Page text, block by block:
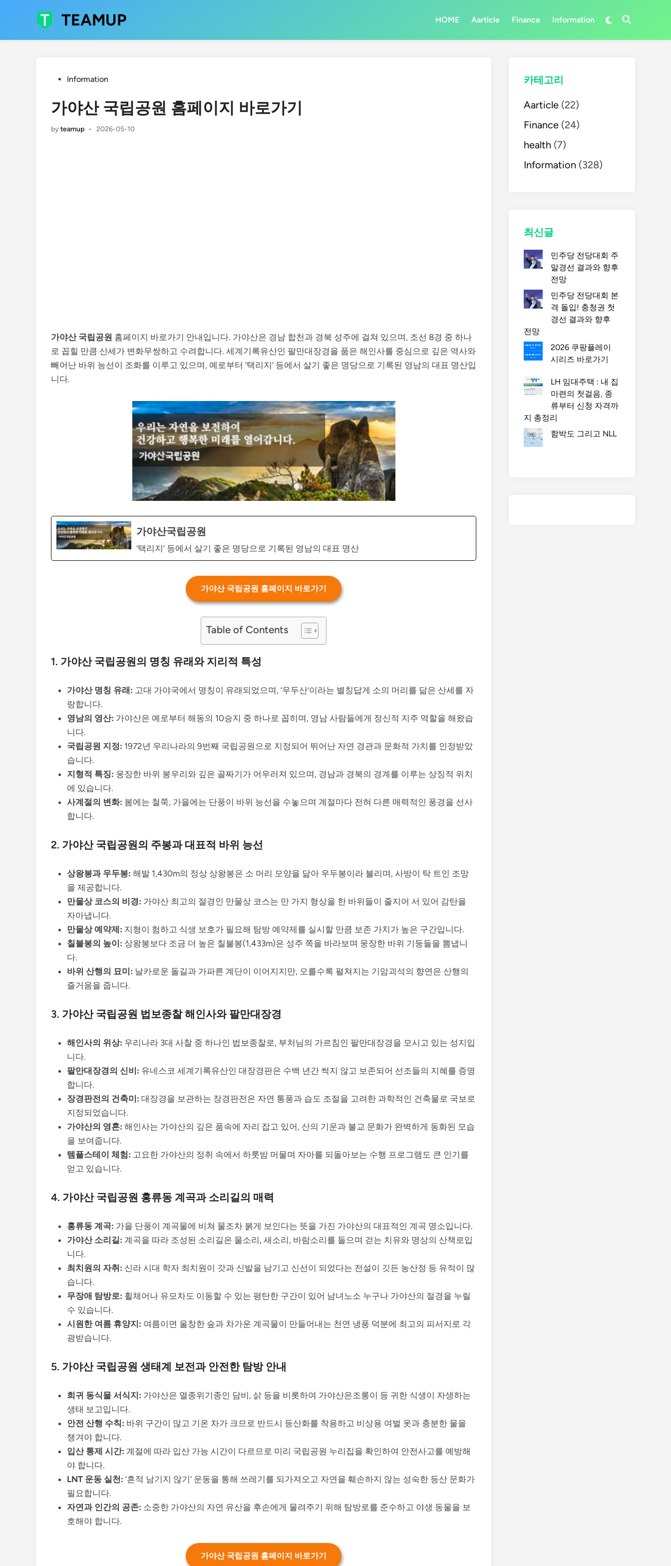
TEAMUP HOME Aarticle Finance Information
Switch
Open
PostedInformation
가야산 국립공원 홈페이지 바로가기
byteamup • 2026-05-10
가야산 국립공원 홈페이지 바로가기 안내입니다. 가야산은 경남 합천과 경북 성주에 걸쳐 있으며, 조선 8경 중 하나
로 꼽힐 만큼 산세가 변화무쌍하고 수려합니다. 세계기록유산인 팔만대장경을 품은 해인사를 중심으로 깊은 역사와
빼어난 바위 능선이 조화를 이루고 있으며, 예로부터 ‘택리지’ 등에서 살기 좋은 명당으로 기록된 영남의 대표 명산입
니다.
가야산국립공원
‘택리지’ 등에서 살기 좋은 명당으로 기록된 영남의 대표 명산
가야산 국립공원 홈페이지 바로가기
Table of Contents
1. 가야산 국립공원의 명칭 유래와 지리적 특성
가야산 명칭 유래: 고대 가야국에서 명칭이 유래되었으며, ‘우두산’이라는 별칭답게 소의 머리를 닮은 산세를 자
랑합니다.
영남의 영산: 가야산은 예로부터 해동의 10승지 중 하나로 꼽히며, 영남 사람들에게 정신적 지주 역할을 해왔습
니다.
국립공원 지정: 1972년 우리나라의 9번째 국립공원으로 지정되어 뛰어난 자연 경관과 문화적 가치를 인정받았
습니다.
지형적 특징: 웅장한 바위 봉우리와 깊은 골짜기가 어우러져 있으며, 경남과 경북의 경계를 이루는 상징적 위치
에 있습니다.
사계절의 변화: 봄에는 철쭉, 가을에는 단풍이 바위 능선을 수놓으며 계절마다 전혀 다른 매력적인 풍경을 선사
합니다.
2. 가야산 국립공원의 주봉과 대표적 바위 능선
상왕봉과 우두봉: 해발 1,430m의 정상 상왕봉은 소 머리 모양을 닮아 우두봉이라 불리며, 사방이 탁 트인 조망
을 제공합니다.
만물상 코스의 비경: 가야산 최고의 절경인 만물상 코스는 만 가지 형상을 한 바위들이 줄지어 서 있어 감탄을
자아냅니다.
만물상 예약제: 지형이 험하고 식생 보호가 필요해 탐방 예약제를 실시할 만큼 보존 가치가 높은 구간입니다.
칠불봉의 높이: 상왕봉보다 조금 더 높은 칠불봉(1,433m)은 성주 쪽을 바라보며 웅장한 바위 기둥들을 뽐냅니
다.
바위 산행의 묘미: 날카로운 돌길과 가파른 계단이 이어지지만, 오를수록 펼쳐지는 기암괴석의 향연은 산행의
즐거움을 줍니다.
3. 가야산 국립공원 법보종찰 해인사와 팔만대장경
해인사의 위상: 우리나라 3대 사찰 중 하나인 법보종찰로, 부처님의 가르침인 팔만대장경을 모시고 있는 성지입
니다.
팔만대장경의 신비: 유네스코 세계기록유산인 대장경판은 수백 년간 썩지 않고 보존되어 선조들의 지혜를 증명
합니다.
장경판전의 건축미: 대장경을 보관하는 장경판전은 자연 통풍과 습도 조절을 고려한 과학적인 건축물로 국보로
지정되었습니다.
가야산의 영혼: 해인사는 가야산의 깊은 품속에 자리 잡고 있어, 산의 기운과 불교 문화가 완벽하게 동화된 모습
을 보여줍니다.
템플스테이 체험: 고요한 가야산의 정취 속에서 하룻밤 머물며 자아를 되돌아보는 수행 프로그램도 큰 인기를
얻고 있습니다.
4. 가야산 국립공원 홍류동 계곡과 소리길의 매력
홍류동 계곡: 가을 단풍이 계곡물에 비쳐 물조차 붉게 보인다는 뜻을 가진 가야산의 대표적인 계곡 명소입니다.
가야산 소리길: 계곡을 따라 조성된 소리길은 물소리, 새소리, 바람소리를 들으며 걷는 치유와 명상의 산책로입
니다.
최치원의 자취: 신라 시대 학자 최치원이 갓과 신발을 남기고 신선이 되었다는 전설이 깃든 농산정 등 유적이 많
습니다.
무장애 탐방로: 휠체어나 유모차도 이동할 수 있는 평탄한 구간이 있어 남녀노소 누구나 가야산의 절경을 누릴
수 있습니다.
시원한 여름 휴양지: 여름이면 울창한 숲과 차가운 계곡물이 만들어내는 천연 냉풍 덕분에 최고의 피서지로 각
광받습니다.
5. 가야산 국립공원 생태계 보전과 안전한 탐방 안내
희귀 동식물 서식지: 가야산은 멸종위기종인 담비, 삵 등을 비롯하여 가야산은조롱이 등 귀한 식생이 자생하는
생태 보고입니다.
안전 산행 수칙: 바위 구간이 많고 기온 차가 크므로 반드시 등산화를 착용하고 비상용 여벌 옷과 충분한 물을
챙겨야 합니다.
입산 통제 시간: 계절에 따라 입산 가능 시간이 다르므로 미리 국립공원 누리집을 확인하여 안전사고를 예방해
야 합니다.
LNT 운동 실천: ‘흔적 남기지 않기’ 운동을 통해 쓰레기를 되가져오고 자연을 훼손하지 않는 성숙한 등산 문화가
필요합니다.
자연과 인간의 공존: 소중한 가야산의 자연 유산을 후손에게 물려주기 위해 탐방로를 준수하고 야생 동물을 보
호해야 합니다.
가야산 국립공원 홈페이지 바로가기
카테고리
Aarticle (22)
Finance (24)
health (7)
Information (328)
최신글
민주당 전당대회 주
말경선 결과와 향후
전망
민주당 전당대회 본
격 돌입! 충청권 첫
경선 결과와 향후
전망
2026 쿠팡플레이
시리즈 바로가기
LH 임대주택 : 내 집
마련의 첫걸음, 종
류부터 신청 자격까
지 총정리
함박도 그리고 NLL